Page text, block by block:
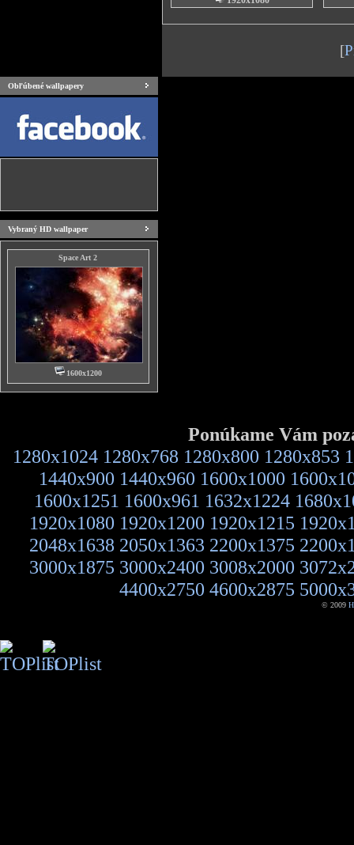
[
Obľúbené wallpapery
Vybraný HD wallpaper
Space Art 2
1600x1200
Ponúkame Vám
1280x1024 1280x768 1280x800 1280x853
1440x900 1440x960 1600x1000
1600x1251 1600x961 1632x1224
1920x1080 1920x1200 1920x1215
2048x1638 2050x1363 2200x1375
3000x1875 3000x2400 3008x2000
4400x2750 4600x2875
© 2009